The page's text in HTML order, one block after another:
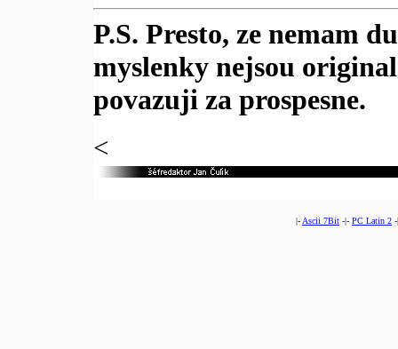
P.S. Presto, ze nemam
myslenky nejsou
povazuji za prospesne.
<
|- Ascii 7Bit -|- PC Latin 2